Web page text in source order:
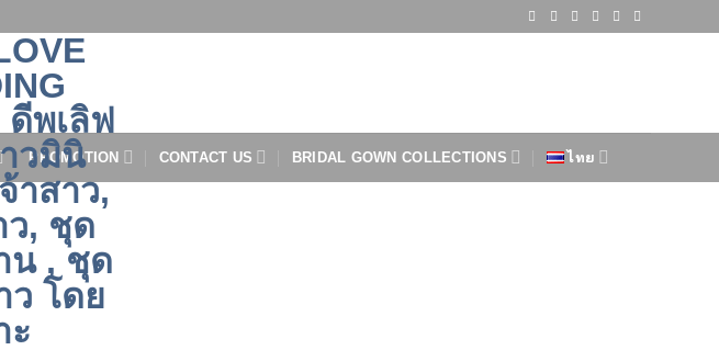
PROMOTION CONTACT US BRIDAL GOWN COLLECTIONS ไทย